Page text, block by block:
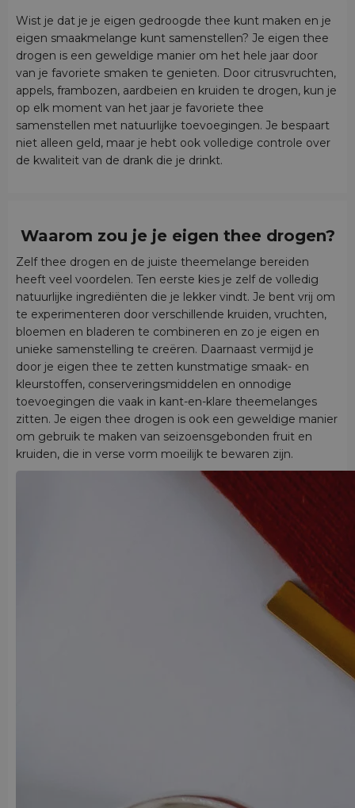
Wist je dat je je eigen gedroogde thee kunt maken en je
eigen smaakmelange kunt samenstellen? Je eigen thee
drogen is een geweldige manier om het hele jaar door
van je favoriete smaken te genieten. Door citrusvruchten,
appels, frambozen, aardbeien en kruiden te drogen, kun je
op elk moment van het jaar je favoriete thee
samenstellen met natuurlijke toevoegingen. Je bespaart
niet alleen geld, maar je hebt ook volledige controle over
de kwaliteit van de drank die je drinkt.
Waarom zou je je eigen thee drogen?
Zelf thee drogen en de juiste theemelange bereiden
heeft veel voordelen. Ten eerste kies je zelf de volledig
natuurlijke ingrediënten die je lekker vindt. Je bent vrij om
te experimenteren door verschillende kruiden, vruchten,
bloemen en bladeren te combineren en zo je eigen en
unieke samenstelling te creëren. Daarnaast vermijd je
door je eigen thee te zetten kunstmatige smaak- en
kleurstoffen, conserveringsmiddelen en onnodige
toevoegingen die vaak in kant-en-klare theemelanges
zitten. Je eigen thee drogen is ook een geweldige manier
om gebruik te maken van seizoensgebonden fruit en
kruiden, die in verse vorm moeilijk te bewaren zijn.